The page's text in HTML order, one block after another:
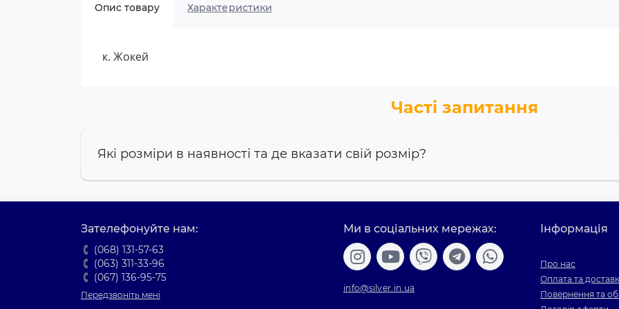
Опис товару Характеристики
к. Жокей
Часті запитання
Які розміри в наявності та де вказати свій розмір?
Зателефонуйте нам:
(068) 131-57-63
(063) 311-33-96
(067) 136-95-75
Передзвоніть мені
Ми в соціальних мережах:
info@silver.in.ua
Інформація
Про нас
Оплата та
Повернення та